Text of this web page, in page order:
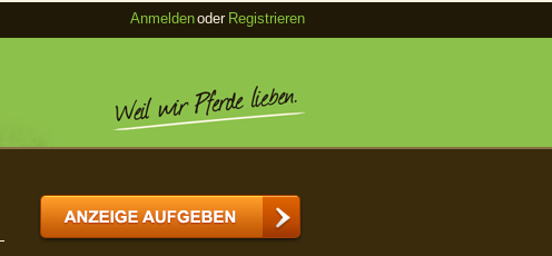
Anmeldenoder Registrieren